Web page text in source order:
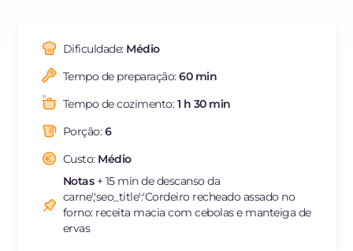
ES
FR
NL
Dificuldade: Médio
Tempo de preparação:60 min
Tempo de cozimento:1 h 30 min
Porção:6
Custo: Médio
Notas+ 15 min de descanso da
carne','seo_title':'Cordeiro recheado assado no
forno: receita macia com cebolas e manteiga de
ervas